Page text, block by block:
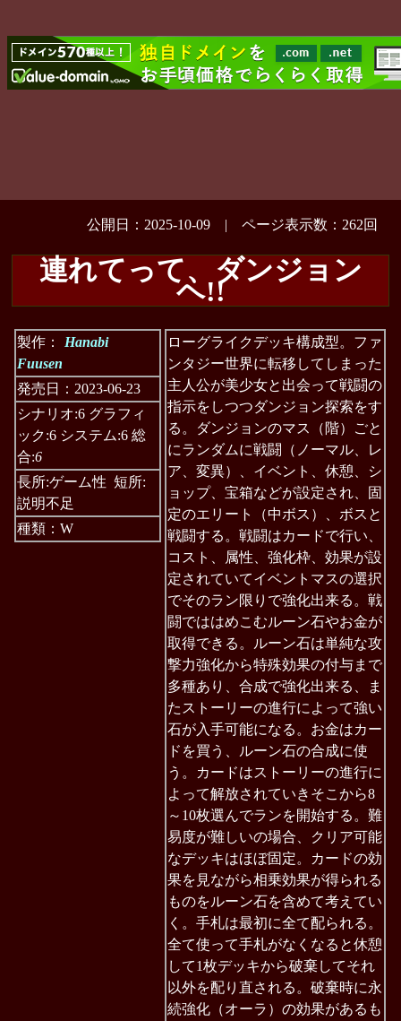
公開日：2025-10-09 | ページ表示数：262回
連れてって、ダンジョン
ヘ!!
製作：
Hanabi
Fuusen
発売日：2023-06-23
シナリオ:6 グラフィ
ック:6 システム:6 総
合:6
長所:ゲーム性 短所:
説明不足
種類：W
ローグライクデッキ構成型。ファ
ンタジー世界に転移してしまった
主人公が美少女と出会って戦闘の
指示をしつつダンジョン探索をす
る。ダンジョンのマス（階）ごと
にランダムに戦闘（ノーマル、レ
ア、変異）、イベント、休憩、シ
ョップ、宝箱などが設定され、固
定のエリート（中ボス）、ボスと
戦闘する。戦闘はカードで行い、
コスト、属性、強化枠、効果が設
定されていてイベントマスの選択
でそのラン限りで強化出来る。戦
闘でははめこむルーン石やお金が
取得できる。ルーン石は単純な攻
撃力強化から特殊効果の付与まで
多種あり、合成で強化出来る、ま
たストーリーの進行によって強い
石が入手可能になる。お金はカー
ドを買う、ルーン石の合成に使
う。カードはストーリーの進行に
よって解放されていきそこから8
～10枚選んでランを開始する。難
易度が難しいの場合、クリア可能
なデッキはほぼ固定。カードの効
果を見ながら相乗効果が得られる
ものをルーン石を含めて考えてい
く。手札は最初に全て配られる。
全て使って手札がなくなると休憩
して1枚デッキから破棄してそれ
以外を配り直される。破棄時に永
続強化（オーラ）の効果があるも